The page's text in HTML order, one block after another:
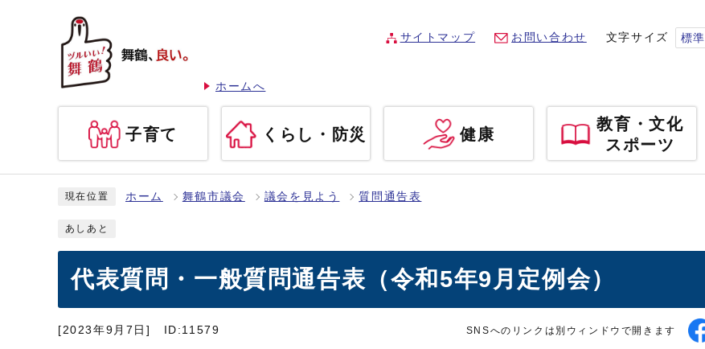
ホームへ
サイトマップ お問い合わせ 文字サイズ 標準
子育て くらし・防災 健康
教育・文化
スポーツ
現在位置 ホーム 舞鶴市議会 議会を見よう 質問通告表
あしあと
代表質問・一般質問通告表（令和5年9月定例会）
[2023年9月7日] ID:11579 SNSへのリンクは別ウィンドウで開きます